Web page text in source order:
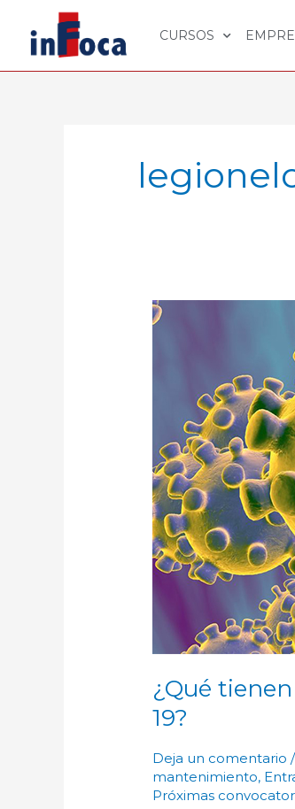
contenido
CURSOS
¿Qué
19?
Deja un comentario
mantenimiento,
Próximas